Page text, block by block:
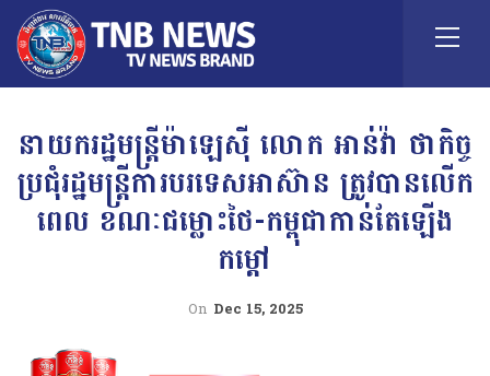
នាយករដ្ឋមន្ត្រីម៉ាឡេស៊ី ​លោក អាន់វ៉ា ថាកិច្ច
ប្រជុំរដ្ឋមន្ត្រីការបរទេសអាស៊ាន ត្រូវបានលើក
ពេល ខណៈជម្លោះថៃ-កម្ពុជាកាន់តែឡើង
កម្ដៅ
On Dec 15, 2025